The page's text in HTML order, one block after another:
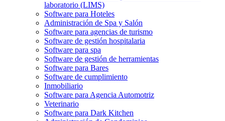
laboratorio (LIMS)
Software para Hoteles
Administración de Spa y Salón
Software para agencias de turismo
Software de gestión hospitalaria
Software para spa
Software de gestión de herramientas
Software para Bares
Software de cumplimiento
Inmobiliario
Software para Agencia Automotriz
Veterinario
Software para Dark Kitchen